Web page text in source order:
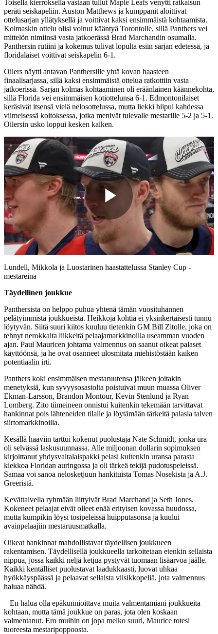
Toisella kierroksella vastaan tullut Maple Leafs venytti ratkaisun
peräti seiskapeliin. Auston Matthews ja kumppanit aloittivat
ottelusarjan yllätyksellä ja voittivat kaksi ensimmäistä kohtaamista.
Kolmaskin ottelu olisi voinut kääntyä Torontolle, sillä Panthers vei
mittelön nimiinsä vasta jatkoerässä Brad Marchandin osumalla.
Panthersin rutiini ja kokemus tulivat lopulta esiin sarjan edetessä, ja
floridalaiset voittivat seiskapelin 6-1.
Oilers näytti antavan Panthersille yhtä kovan haasteen
finaalisarjassa, sillä kaksi ensimmäistä ottelua ratkottiin vasta
jatkoerissä. Sarjan kolmas kohtaaminen oli eräänlainen käännekohta,
sillä Florida vei ensimmäisen kotiottelunsa 6-1. Edmontonilaiset
keräsivät itsensä vielä nelosottelussa, mutta liekki hiipui kahdessa
viimeisessä koitoksessa, jotka menivät tulevalle mestarille 5-2 ja 5-1.
Oilersin usko loppui kesken kaiken.
Play
Video
Lundell, Mikkola ja Luostarinen haastattelussa Stanley Cup -
mestareina
Täydellinen joukkue
Panthersista on helppo puhua yhtenä tämän vuosituhannen
pelätyimmistä joukkueista. Heikkoja kohtia ei yksinkertaisesti tunnu
löytyvän. Siitä suuri kiitos kuuluu tietenkin GM Bill Zitolle, joka on
tehnyt nerokkaita liikkeitä pelaajamarkkinoilla useamman vuoden
ajan. Paul Mauricen johtama valmennus on saanut oikeat palaset
käyttöönsä, ja he ovat osanneet ulosmitata miehistöstään kaiken
potentiaalin irti.
Panthers koki ensimmäisen mestaruutensa jälkeen joitakin
menetyksiä, kun syvyysosastolta poistuivat muun muassa Oliver
Ekman-Larsson, Brandon Montour, Kevin Stenlund ja Ryan
Lomberg. Zito tiimeineen onnistui kuitenkin tekemään tarvittavat
hankinnat pois lähteneiden tilalle ja löytämään tärkeitä palasia talven
siirtomarkkinoilla.
Kesällä haaviin tarttui kokenut puolustaja Nate Schmidt, jonka ura
oli selvässä laskusuunnassa. Alle miljoonan dollarin sopimuksen
kirjoittanut yhdysvaltalaispakki pelasi kuitenkin uransa parasta
kiekkoa Floridan auringossa ja oli tärkeä tekijä pudotuspeleissä.
Samaa voi sanoa nelosketjuun hankituista Tomas Nosekista ja A.J.
Greeristä.
Kevättalvella ryhmään liittyivät Brad Marchand ja Seth Jones.
Kokeneet pelaajat eivät olleet enää erityisen kovassa huudossa,
mutta kumpikin löysi tosipeleissä huipputasonsa ja kuului
avainpelaajiin mestaruusmatkalla.
Oikeat hankinnat mahdollistavat täydellisen joukkueen
rakentamisen. Täydellisellä joukkueella tarkoitetaan etenkin sellaista
nippua, jossa kaikki neljä ketjua pystyvät tuomaan lisäarvoa jäälle.
Kaikki kentälliset puolustavat laadukkaasti, luovat uhkaa
hyökkäyspäässä ja pelaavat sellaista viisikkopeliä, jota valmennus
haluaa nähdä.
– En halua olla epäkunnioittava muita valmentamiani joukkueita
kohtaan, mutta tämä joukkue on paras, jota olen koskaan
valmentanut. Ero muihin on jopa melko suuri, Maurice totesi
tuoreesta mestaripoppoosta.